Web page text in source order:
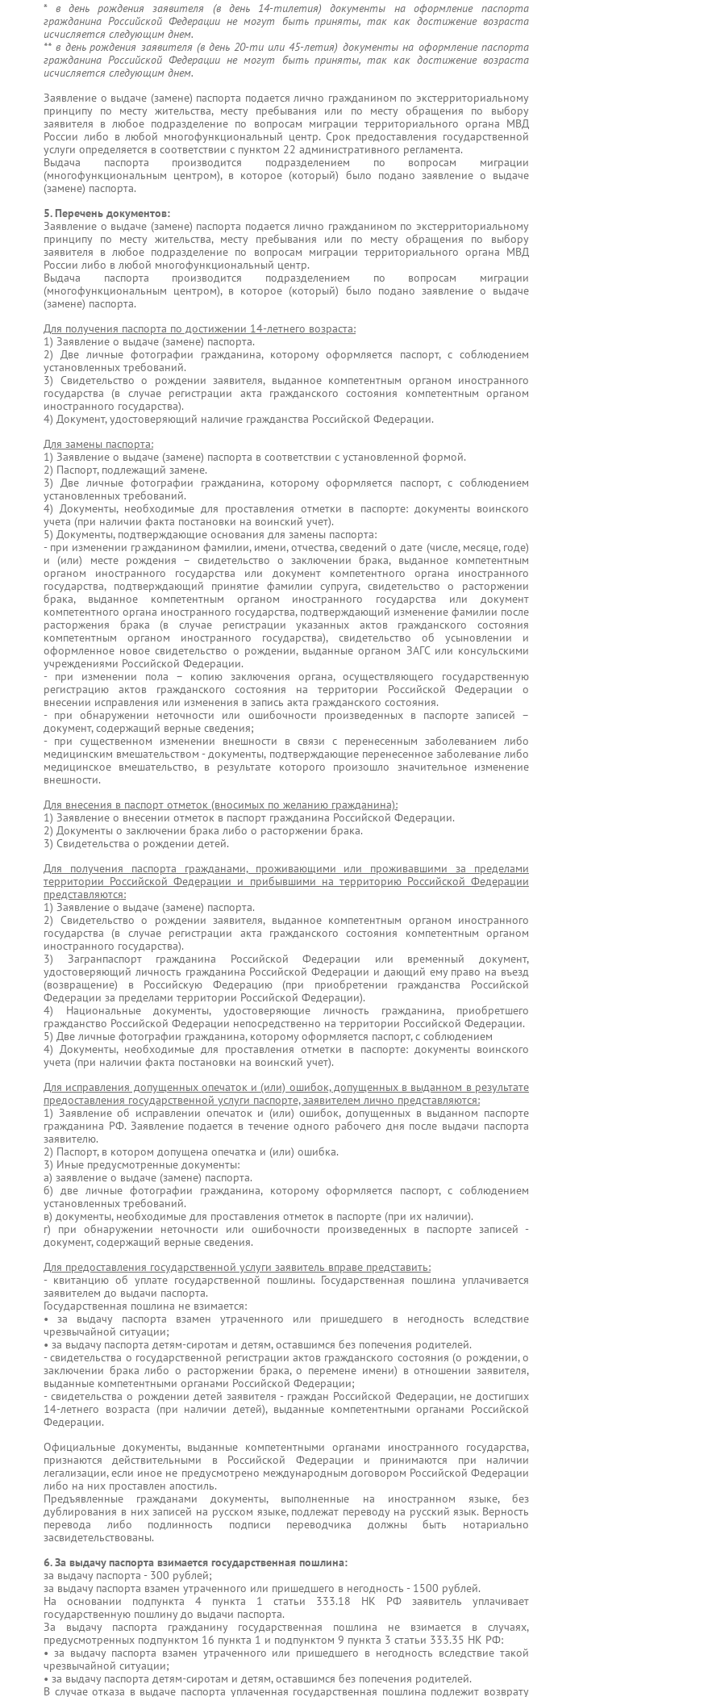
* в день рождения заявителя (в день 14-тилетия) документы на оформление паспорта
гражданина Российской Федерации не могут быть приняты, так как достижение возраста
исчисляется следующим днем.
** в день рождения заявителя (в день 20-ти или 45-летия) документы на оформление паспорта
гражданина Российской Федерации не могут быть приняты, так как достижение возраста
исчисляется следующим днем.
Заявление о выдаче (замене) паспорта подается лично гражданином по экстерриториальному
принципу по месту жительства, месту пребывания или по месту обращения по выбору
заявителя в любое подразделение по вопросам миграции территориального органа МВД
России либо в любой многофункциональный центр. Срок предоставления государственной
услуги определяется в соответствии с пунктом 22 административного регламента.
Выдача паспорта производится подразделением по вопросам миграции
(многофункциональным центром), в которое (который) было подано заявление о выдаче
(замене) паспорта.
5. Перечень документов:
Заявление о выдаче (замене) паспорта подается лично гражданином по экстерриториальному
принципу по месту жительства, месту пребывания или по месту обращения по выбору
заявителя в любое подразделение по вопросам миграции территориального органа МВД
России либо в любой многофункциональный центр.
Выдача паспорта производится подразделением по вопросам миграции
(многофункциональным центром), в которое (который) было подано заявление о выдаче
(замене) паспорта.
Для получения паспорта по достижении 14-летнего возраста:
1) Заявление о выдаче (замене) паспорта.
2) Две личные фотографии гражданина, которому оформляется паспорт, с соблюдением
установленных требований.
3) Свидетельство о рождении заявителя, выданное компетентным органом иностранного
государства (в случае регистрации акта гражданского состояния компетентным органом
иностранного государства).
4) Документ, удостоверяющий наличие гражданства Российской Федерации.
Для замены паспорта:
1) Заявление о выдаче (замене) паспорта в соответствии с установленной формой.
2) Паспорт, подлежащий замене.
3) Две личные фотографии гражданина, которому оформляется паспорт, с соблюдением
установленных требований.
4) Документы, необходимые для проставления отметки в паспорте: документы воинского
учета (при наличии факта постановки на воинский учет).
5) Документы, подтверждающие основания для замены паспорта:
- при изменении гражданином фамилии, имени, отчества, сведений о дате (числе, месяце, годе)
и (или) месте рождения – свидетельство о заключении брака, выданное компетентным
органом иностранного государства или документ компетентного органа иностранного
государства, подтверждающий принятие фамилии супруга, свидетельство о расторжении
брака, выданное компетентным органом иностранного государства или документ
компетентного органа иностранного государства, подтверждающий изменение фамилии после
расторжения брака (в случае регистрации указанных актов гражданского состояния
компетентным органом иностранного государства), свидетельство об усыновлении и
оформленное новое свидетельство о рождении, выданные органом ЗАГС или консульскими
учреждениями Российской Федерации.
- при изменении пола – копию заключения органа, осуществляющего государственную
регистрацию актов гражданского состояния на территории Российской Федерации о
внесении исправления или изменения в запись акта гражданского состояния.
- при обнаружении неточности или ошибочности произведенных в паспорте записей –
документ, содержащий верные сведения;
- при существенном изменении внешности в связи с перенесенным заболеванием либо
медицинским вмешательством - документы, подтверждающие перенесенное заболевание либо
медицинское вмешательство, в результате которого произошло значительное изменение
внешности.
Для внесения в паспорт отметок (вносимых по желанию гражданина):
1) Заявление о внесении отметок в паспорт гражданина Российской Федерации.
2) Документы о заключении брака либо о расторжении брака.
3) Свидетельства о рождении детей.
Для получения паспорта гражданами, проживающими или проживавшими за пределами
территории Российской Федерации и прибывшими на территорию Российской Федерации
представляются:
1) Заявление о выдаче (замене) паспорта.
2) Свидетельство о рождении заявителя, выданное компетентным органом иностранного
государства (в случае регистрации акта гражданского состояния компетентным органом
иностранного государства).
3) Загранпаспорт гражданина Российской Федерации или временный документ,
удостоверяющий личность гражданина Российской Федерации и дающий ему право на въезд
(возвращение) в Российскую Федерацию (при приобретении гражданства Российской
Федерации за пределами территории Российской Федерации).
4) Национальные документы, удостоверяющие личность гражданина, приобретшего
гражданство Российской Федерации непосредственно на территории Российской Федерации.
5) Две личные фотографии гражданина, которому оформляется паспорт, с соблюдением
4) Документы, необходимые для проставления отметки в паспорте: документы воинского
учета (при наличии факта постановки на воинский учет).
Для исправления допущенных опечаток и (или) ошибок, допущенных в выданном в результате
предоставления государственной услуги паспорте, заявителем лично представляются:
1) Заявление об исправлении опечаток и (или) ошибок, допущенных в выданном паспорте
гражданина РФ. Заявление подается в течение одного рабочего дня после выдачи паспорта
заявителю.
2) Паспорт, в котором допущена опечатка и (или) ошибка.
3) Иные предусмотренные документы:
а) заявление о выдаче (замене) паспорта.
б) две личные фотографии гражданина, которому оформляется паспорт, с соблюдением
установленных требований.
в) документы, необходимые для проставления отметок в паспорте (при их наличии).
г) при обнаружении неточности или ошибочности произведенных в паспорте записей -
документ, содержащий верные сведения.
Для предоставления государственной услуги заявитель вправе представить:
- квитанцию об уплате государственной пошлины. Государственная пошлина уплачивается
заявителем до выдачи паспорта.
Государственная пошлина не взимается:
• за выдачу паспорта взамен утраченного или пришедшего в негодность вследствие
чрезвычайной ситуации;
• за выдачу паспорта детям-сиротам и детям, оставшимся без попечения родителей.
- свидетельства о государственной регистрации актов гражданского состояния (о рождении, о
заключении брака либо о расторжении брака, о перемене имени) в отношении заявителя,
выданные компетентными органами Российской Федерации;
- свидетельства о рождении детей заявителя - граждан Российской Федерации, не достигших
14-летнего возраста (при наличии детей), выданные компетентными органами Российской
Федерации.
Официальные документы, выданные компетентными органами иностранного государства,
признаются действительными в Российской Федерации и принимаются при наличии
легализации, если иное не предусмотрено международным договором Российской Федерации
либо на них проставлен апостиль.
Предъявленные гражданами документы, выполненные на иностранном языке, без
дублирования в них записей на русском языке, подлежат переводу на русский язык. Верность
перевода либо подлинность подписи переводчика должны быть нотариально
засвидетельствованы.
6. За выдачу паспорта взимается государственная пошлина:
за выдачу паспорта - 300 рублей;
за выдачу паспорта взамен утраченного или пришедшего в негодность - 1500 рублей.
На основании подпункта 4 пункта 1 статьи 333.18 НК РФ заявитель уплачивает
государственную пошлину до выдачи паспорта.
За выдачу паспорта гражданину государственная пошлина не взимается в случаях,
предусмотренных подпунктом 16 пункта 1 и подпунктом 9 пункта 3 статьи 333.35 НК РФ:
• за выдачу паспорта взамен утраченного или пришедшего в негодность вследствие такой
чрезвычайной ситуации;
• за выдачу паспорта детям-сиротам и детям, оставшимся без попечения родителей.
В случае отказа в выдаче паспорта уплаченная государственная пошлина подлежит возврату